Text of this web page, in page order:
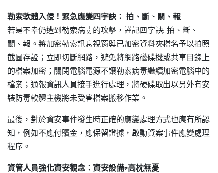
勒索軟體入侵！緊急應變四字訣： 拍、斷、關、報
若是不幸仍遭到勒索病毒的攻擊，謹記四字訣: 拍、斷、
關、報。將加密勒索訊息視窗與已加密資料夾檔名予以拍照
截圖存證；立即切斷網路，避免將網路磁碟機或共享目錄上
的檔案加密；關閉電腦電源不讓勒索病毒繼續加密電腦中的
檔案；通報資訊人員接手進行處理，將硬碟取出以另外有安
裝防毒軟體主機將未受害檔案搬移作業。
最後，對於資安事件發生時正確的應變處理方式也應有所認
知，例如不應付贖金，應保留證據，啟動資案事件應變處理
程序。
資管人員強化資安觀念：資安設備≠高枕無憂